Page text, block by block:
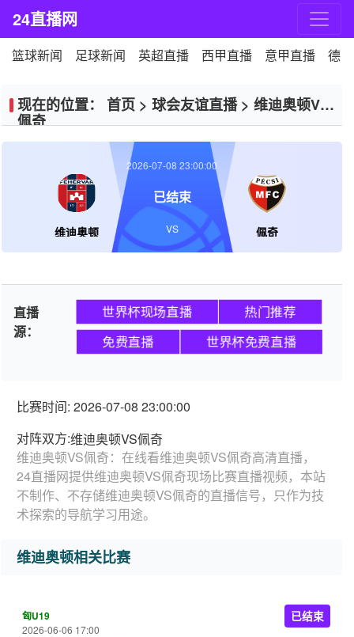
24直播网
篮球新闻 足球新闻 英超直播 西甲直播 意甲直播 德
现在的位置： 首页 > 球会友谊直播> 维迪奥顿VS
佩奇
维迪奥顿 佩奇
2026-07-08 23:00:00
已结束
VS
直播
源：
世界杯现场直播 热门推荐
免费直播 世界杯免费直播
比赛时间: 2026-07-08 23:00:00
对阵双方:维迪奥顿VS佩奇
维迪奥顿VS佩奇：在线看维迪奥顿VS佩奇高清直播，
24直播网提供维迪奥顿VS佩奇现场比赛直播视频，本站
不制作、不存储维迪奥顿VS佩奇的直播信号，只作为技
术探索的导航学习用途。
维迪奥顿相关比赛
匈U19
2026-06-06 17:00
已结束